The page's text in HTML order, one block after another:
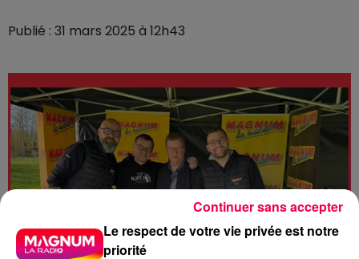
Publié : 31 mars 2025 à 12h43
Le respect de votre vie privée est notre
priorité
Continuer sans accepter